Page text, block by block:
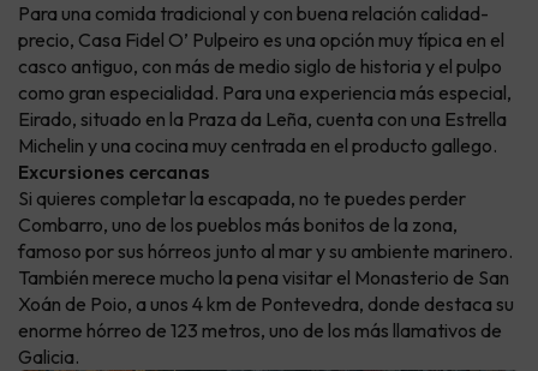
Para una comida tradicional y con buena relación calidad-
precio, Casa Fidel O’ Pulpeiro es una opción muy típica en el
casco antiguo, con más de medio siglo de historia y el pulpo
como gran especialidad. Para una experiencia más especial,
Eirado, situado en la Praza da Leña, cuenta con una Estrella
Michelin y una cocina muy centrada en el producto gallego.
Excursiones cercanas
Si quieres completar la escapada, no te puedes perder
Combarro, uno de los pueblos más bonitos de la zona,
famoso por sus hórreos junto al mar y su ambiente marinero.
También merece mucho la pena visitar el Monasterio de San
Xoán de Poio, a unos 4 km de Pontevedra, donde destaca su
enorme hórreo de 123 metros, uno de los más llamativos de
Galicia.